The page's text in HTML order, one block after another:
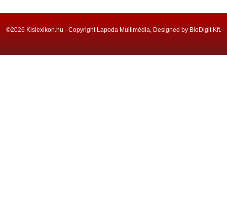
©2026 Kislexikon.hu - Copyright Lapoda Multimédia, Designed by BioDigit Kft.